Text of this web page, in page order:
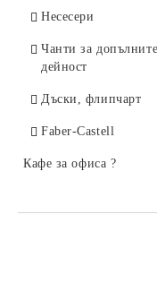
Несесери
Чанти за
дейност
Дъски, флипчарт
Faber-Castell
Кафе за офиса ?